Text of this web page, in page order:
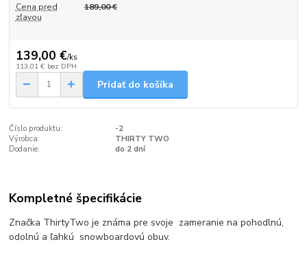
Cena pred
zľavou
189,00 €
139,00 €/ks
113,01 € bez DPH
Pridať do košíka
Číslo produktu:
-2
Výrobca:
THIRTY TWO
Dodanie:
do 2 dní
Kompletné špecifikácie
Značka ThirtyTwo je známa pre svoje zameranie na pohodlnú,
odolnú a ľahkú snowboardovú obuv.